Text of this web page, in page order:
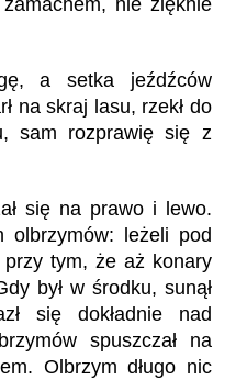
a setka jeźdźców
na skraj lasu, rzekł do
sam rozprawię się z
się na prawo i lewo.
olbrzymów: leżeli pod
tym, że aż konary
był w środku, sunął
się dokładnie nad
spuszczał na
Olbrzym długo nic